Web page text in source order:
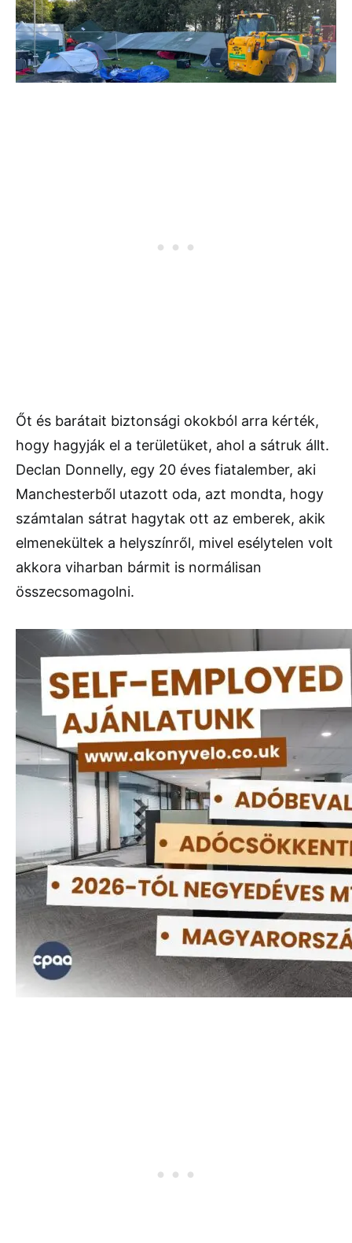
Őt és barátait biztonsági okokból arra kérték,
hogy hagyják el a területüket, ahol a sátruk állt.
Declan Donnelly, egy 20 éves fiatalember, aki
Manchesterből utazott oda, azt mondta, hogy
számtalan sátrat hagytak ott az emberek, akik
elmenekültek a helyszínről, mivel esélytelen volt
akkora viharban bármit is normálisan
összecsomagolni.